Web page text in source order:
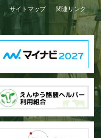
サイトマップ 関連リンク